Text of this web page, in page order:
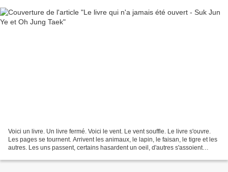
Voici un livre. Un livre fermé. Voici le vent. Le vent souffle. Le livre s'ouvre.
Les pages se tournent. Arrivent les animaux, le lapin, le faisan, le tigre et les
autres. Les uns passent, certains hasardent un oeil, d'autres s'assoient